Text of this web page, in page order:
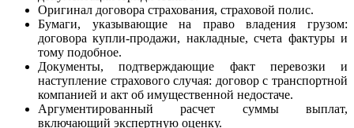
Оригинал договора страхования, страховой полис.
Бумаги, указывающие на право владения грузом:
договора купли-продажи, накладные, счета фактуры и
тому подобное.
Документы, подтверждающие факт перевозки и
наступление страхового случая: договор с транспортной
компанией и акт об имущественной недостаче.
Аргументированный расчет суммы выплат,
включающий экспертную оценку.